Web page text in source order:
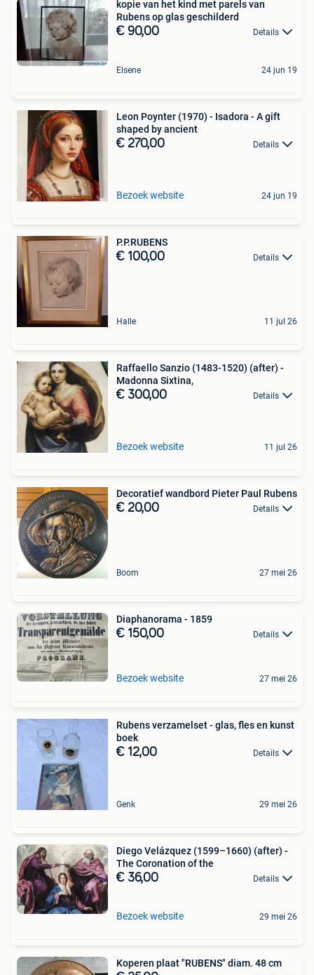
kopie van het kind met parels van
Rubens op glas geschilderd
€ 90,00 Details
Elsene 24 jun 19
Leon Poynter (1970) - Isadora - A gift
shaped by ancient
€ 270,00 Details
Bezoek website 24 jun 19
P.P.RUBENS
€ 100,00 Details
Halle 11 jul 26
Raffaello Sanzio (1483-1520) (after) -
Madonna Sixtina,
€ 300,00 Details
Bezoek website 11 jul 26
Decoratief wandbord Pieter Paul Rubens
€ 20,00 Details
Boom 27 mei 26
Diaphanorama - 1859
€ 150,00 Details
Bezoek website 27 mei 26
Rubens verzamelset - glas, fles en kunst
boek
€ 12,00 Details
Genk 29 mei 26
Diego Velázquez (1599–1660) (after) -
The Coronation of the
€ 36,00 Details
Bezoek website 29 mei 26
Koperen plaat "RUBENS" diam. 48 cm